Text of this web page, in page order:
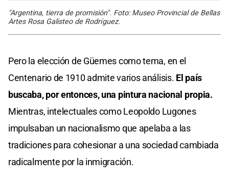
"Argentina, tierra de promisión". Foto: Museo Provincial de Bellas
Artes Rosa Galisteo de Rodríguez.
Pero la elección de Güemes como tema, en el
Centenario de 1910 admite varios análisis. El país
buscaba, por entonces, una pintura nacional propia.
Mientras, intelectuales como Leopoldo Lugones
impulsaban un nacionalismo que apelaba a las
tradiciones para cohesionar a una sociedad cambiada
radicalmente por la inmigración.